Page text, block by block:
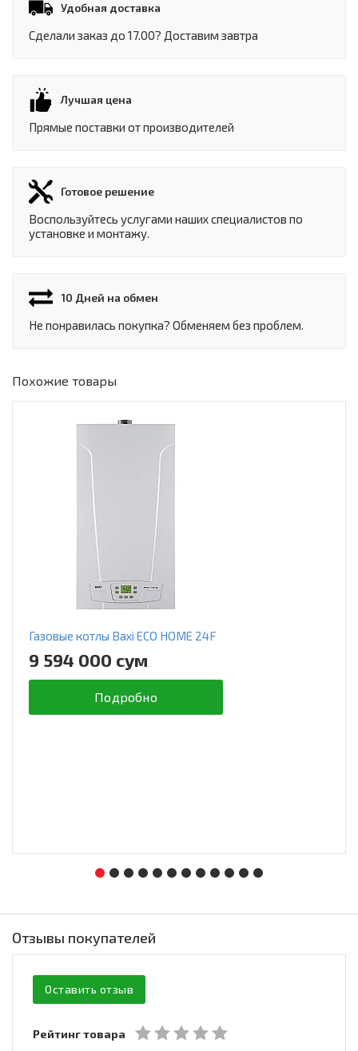
Удобная доставка
Сделали заказ до 17.00? Доставим завтра
Лучшая цена
Прямые поставки от производителей
Готовое решение
Воспользуйтесь услугами наших специалистов по
установке и монтажу.
10 Дней на обмен
Не понравилась покупка? Обменяем без проблем.
Похожие товары
Газовые котлы Baxi ECO HOME 24F
9 594 000 сум
Подробно
Отзывы покупателей
Оставить отзыв
Рейтинг товара